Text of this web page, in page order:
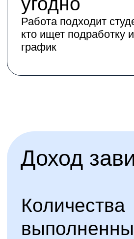
Активность и
качество доставки
За стабильную работу, выходы
в загруженные часы и хорошие
дополнительные бонусы.